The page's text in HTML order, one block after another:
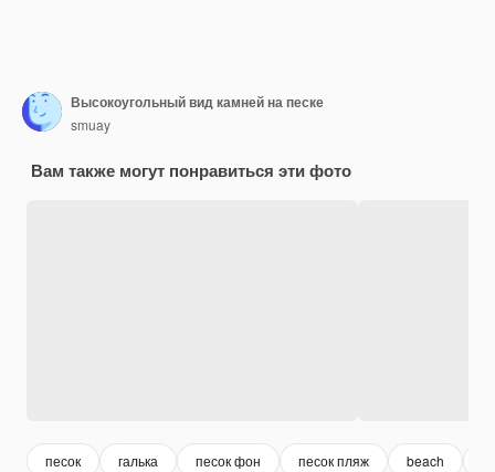
Высокоугольный вид камней на песке
smuay
Вам также могут понравиться эти фото
песок галька песок фон песок пляж beach